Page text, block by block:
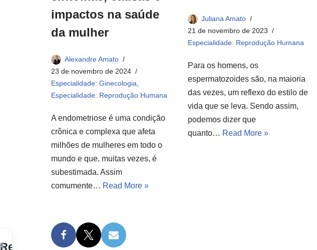
impactos na saúde
da mulher
Alexandre Amato
23 de novembro de 2024
Especialidade: Ginecologia,
Especialidade: Reprodução Humana
A endometriose é uma condição
crônica e complexa que afeta
milhões de mulheres em todo o
mundo e que, muitas vezes, é
subestimada. Assim
comumente… Read More »
Juliana Amato
21 de novembro de 2023
Especialidade: Reprodução Humana
Para os homens, os
espermatozoides são, na maioria
das vezes, um reflexo do estilo de
vida que se leva. Sendo assim,
podemos dizer que
quanto… Read More »
Receba